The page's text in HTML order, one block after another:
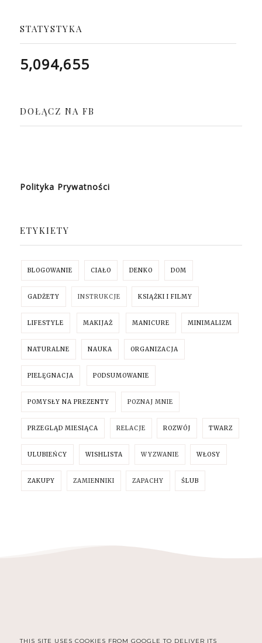
STATYSTYKA
5,094,655
DOŁĄCZ NA FB
Polityka Prywatności
ETYKIETY
BLOGOWANIE CIAŁO DENKO DOM
GADŻETY INSTRUKCJE KSIĄŻKI I FILMY
LIFESTYLE MAKIJAŻ MANICURE MINIMALIZM
NATURALNE NAUKA ORGANIZACJA
PIELĘGNACJA PODSUMOWANIE
POMYSŁY NA PREZENTY POZNAJ MNIE
PRZEGLĄD MIESIĄCA RELACJE ROZWÓJ TWARZ
ULUBIEŃCY WISHLISTA WYZWANIE WŁOSY
ZAKUPY ZAMIENNIKI ZAPACHY ŚLUB
THIS SITE USES COOKIES FROM GOOGLE TO DELIVER ITS